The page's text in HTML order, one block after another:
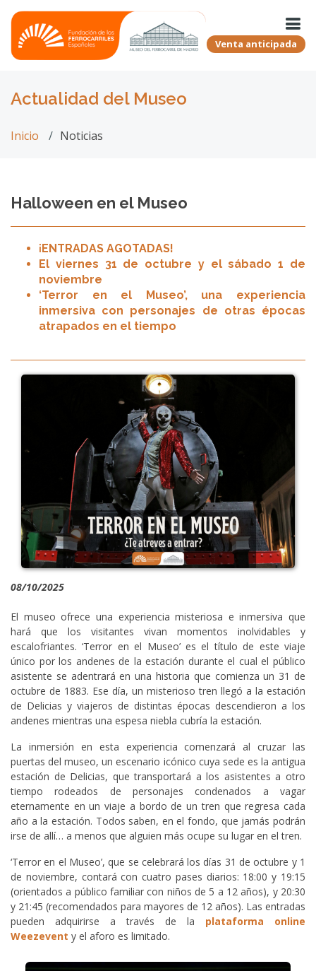
Venta anticipada
Actualidad del Museo
Inicio Noticias
Halloween en el Museo
¡ENTRADAS AGOTADAS!
El viernes 31 de octubre y el sábado 1 de
noviembre
‘Terror en el Museo’, una experiencia
inmersiva con personajes de otras épocas
atrapados en el tiempo
08/10/2025
El museo ofrece una experiencia misteriosa e inmersiva que
hará que los visitantes vivan momentos inolvidables y
escalofriantes. ‘Terror en el Museo’ es el título de este viaje
único por los andenes de la estación durante el cual el público
asistente se adentrará en una historia que comienza un 31 de
octubre de 1883. Ese día, un misterioso tren llegó a la estación
de Delicias y viajeros de distintas épocas descendieron a los
andenes mientras una espesa niebla cubría la estación.
La inmersión en esta experiencia comenzará al cruzar las
puertas del museo, un escenario icónico cuya sede es la antigua
estación de Delicias, que transportará a los asistentes a otro
tiempo rodeados de personajes condenados a vagar
eternamente en un viaje a bordo de un tren que regresa cada
año a la estación. Todos saben, en el fondo, que jamás podrán
irse de allí… a menos que alguien más ocupe su lugar en el tren.
‘Terror en el Museo’, que se celebrará los días 31 de octubre y 1
de noviembre, contará con cuatro pases diarios: 18:00 y 19:15
(orientados a público familiar con niños de 5 a 12 años), y 20:30
y 21:45 (recomendados para mayores de 12 años). Las entradas
pueden adquirirse a través de la plataforma online
Weezevent y el aforo es limitado.